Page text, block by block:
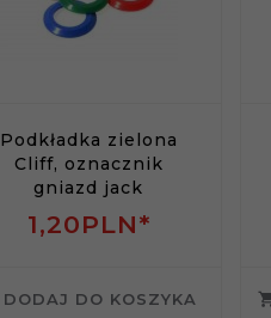
Podkładka zielona
Cliff, oznacznik
gniazd jack
1,20PLN*
DODAJ DO KOSZYKA